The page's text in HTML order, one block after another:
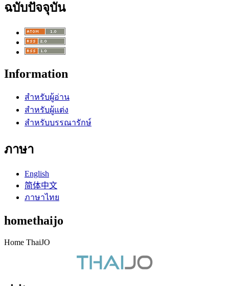
ฉบับปัจจุบัน
Information
สำหรับผู้อ่าน
สำหรับผู้แต่ง
สำหรับบรรณารักษ์
ภาษา
English
简体中文
ภาษาไทย
homethaijo
Home ThaiJO